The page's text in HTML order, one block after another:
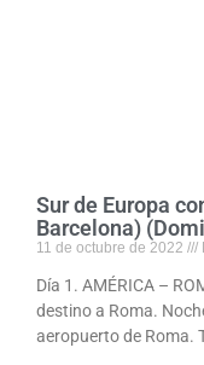
Sur de Europa
Barcelona)
11 de octubre de 2022
Día 1. AMÉRICA –
destino a Roma.
aeropuerto de Roma.